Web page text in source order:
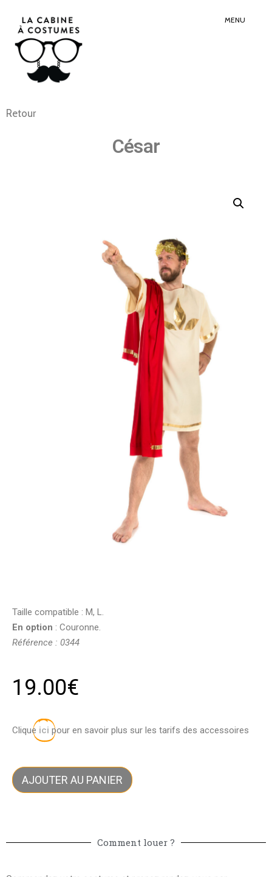
MENU
Retour
César
Taille compatible : M, L.
En option : Couronne.
Référence : 0344
19.00€
Clique ici pour en savoir plus sur les tarifs des accessoires
AJOUTER AU PANIER
Comment louer ?